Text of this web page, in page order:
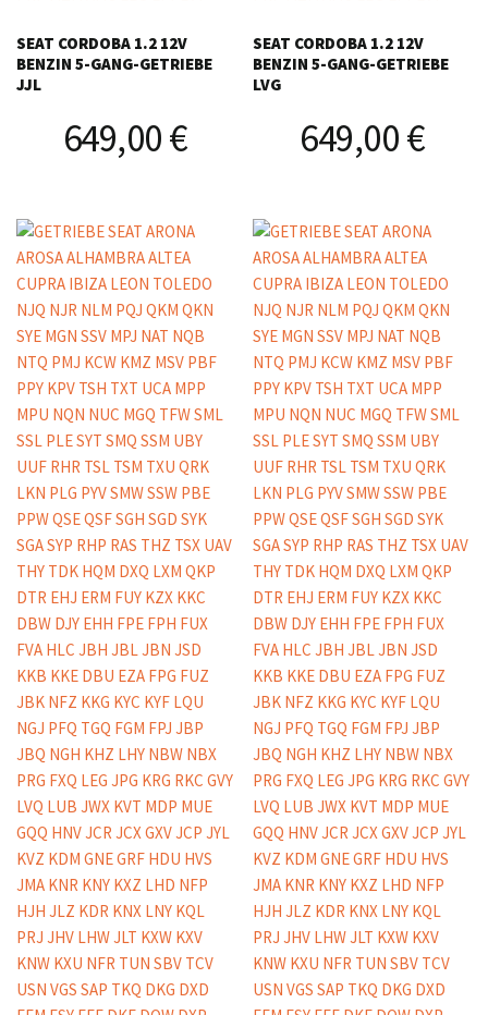
SEAT CORDOBA 1.2 12V
BENZIN 5-GANG-GETRIEBE
JJL
649,00€
SEAT CORDOBA 1.2 12V
BENZIN 5-GANG-GETRIEBE
LVG
649,00€